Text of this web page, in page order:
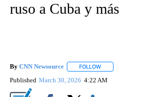
ruso a Cuba y más
By CNN Newsource FOLLOW
Published March 30, 2026 4:22 AM